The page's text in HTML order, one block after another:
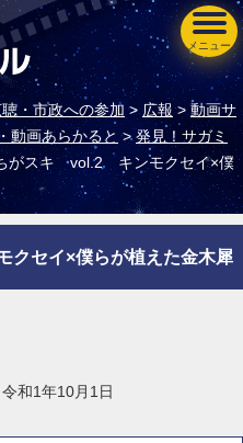
メニュー
・市政への参加 >広報 >動画サ
動画あらかると >発見！サガミ
がスキ vol.2 キンモクセイ×僕
セイ×僕らが植えた金木犀
和1年10月1日